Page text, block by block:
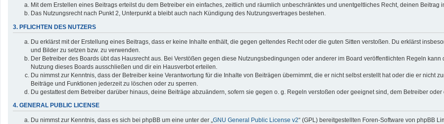
Mit dem Erstellen eines Beitrags erteilst du dem Betreiber ein einfaches, zeitlich und räumlich unbeschränktes und unentgeltliches Recht, deinen Beitrag
Das Nutzungsrecht nach Punkt 2, Unterpunkt a bleibt auch nach Kündigung des Nutzungsvertrages bestehen.
3. PFLICHTEN DES NUTZERS
Du erklärst mit der Erstellung eines Beitrags, dass er keine Inhalte enthält, die gegen geltendes Recht oder die guten Sitten verstoßen. Du erklärst
und Bilder zu setzen bzw. zu verwenden.
Der Betreiber des Boards übt das Hausrecht aus. Bei Verstößen gegen diese Nutzungsbedingungen oder anderer im Board veröffentlichten Regeln
Nutzung dieses Boards ausschließen und dir ein Hausverbot erteilen.
Du nimmst zur Kenntnis, dass der Betreiber keine Verantwortung für die Inhalte von Beiträgen übernimmt, die er nicht selbst erstellt hat oder die er nicht
Beiträge und Funktionen jederzeit zu löschen oder zu sperren.
Du gestattest dem Betreiber darüber hinaus, deine Beiträge abzuändern, sofern sie gegen o. g. Regeln verstoßen oder geeignet sind, dem Betreiber oder
4. GENERAL PUBLIC LICENSE
Du nimmst zur Kenntnis, dass es sich bei phpBB um eine unter der „GNU General Public License v2“ (GPL) bereitgestellten Foren-Software von phpBB